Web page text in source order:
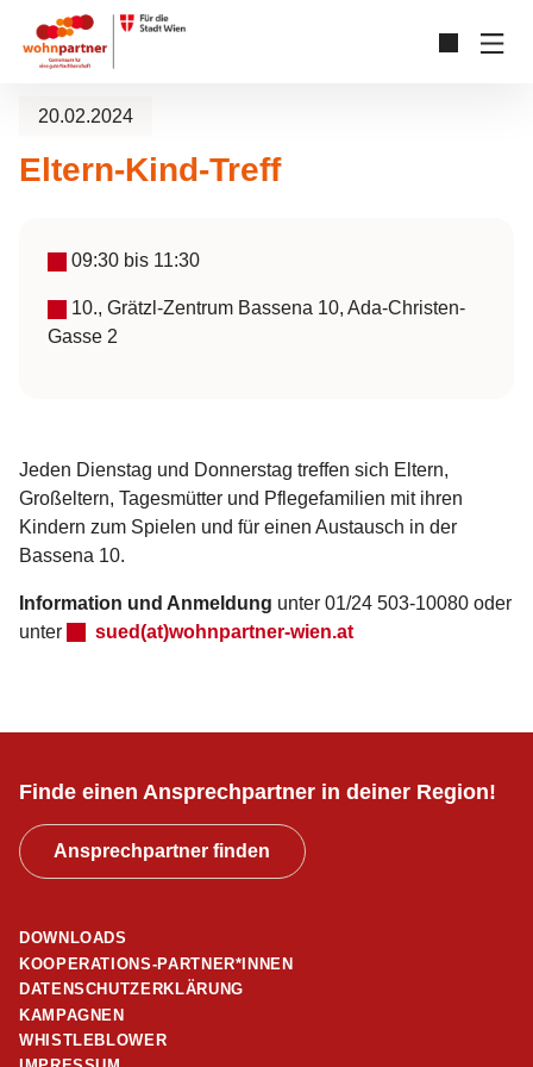
Zum Hauptinhalt springen
Skip to page footer
20.02.2024
Eltern-Kind-Treff
09:30 bis 11:30
10., Grätzl-Zentrum Bassena 10, Ada-Christen-
Gasse 2
Jeden Dienstag und Donnerstag treffen sich Eltern,
Großeltern, Tagesmütter und Pflegefamilien mit ihren
Kindern zum Spielen und für einen Austausch in der
Bassena 10.
Information und Anmeldung unter 01/24 503-10080 oder
unter
sued(at)wohnpartner-wien.at
Finde einen Ansprechpartner in deiner Region!
Ansprechpartner finden
DOWNLOADS
KOOPERATIONS-PARTNER*INNEN
DATENSCHUTZERKLÄRUNG
KAMPAGNEN
WHISTLEBLOWER